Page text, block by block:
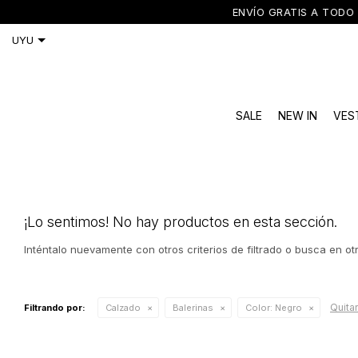
ENVÍO GRATIS A TODO
SALE NEW IN
¡Lo sentimos! No hay productos en esta sección.
Inténtalo nuevamente con otros criterios de filtrado o busca en
Filtrando por: Calzado Balerinas Color: Negro